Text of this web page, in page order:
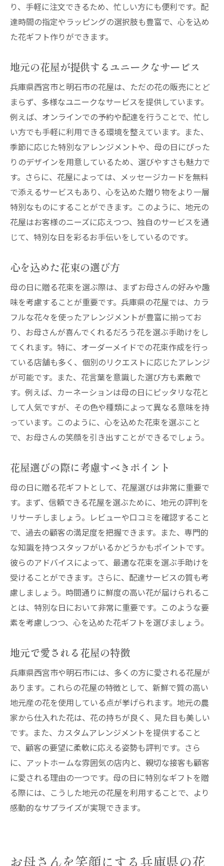
オンライン注文で特別なアレンジメントを
手に入れる
明石市から全国へ届ける花ギフト
ント
花屋が教える母の日を彩る兵庫県の新鮮な花の
選び方
新鮮な花を選ぶ際のポイント
兵庫県で手に入る旬の花とは
花屋が薦める母の日にぴったりの花組み合
わせ
お母さんに喜ばれる花の選び方
フレッシュな花を長持ちさせるコツ
兵庫県の花屋が教える選び方の裏技
兵庫県西宮市と明石市の花屋厳選された感動の
感動を呼ぶ花ギフトの選び方
地元で人気のギフトアレンジメント
記憶に残る花ギフトを贈るためのポイント
花屋が薦める特別な日のための花
感動を伝えるための花の選び方
明石市と西宮市の花屋から学ぶギフト選び
忙しい方でも安心西宮市の花屋がオンラインで
母の日ギフト
オンライン注文で手軽に花ギフトを贈る方
法
西宮市の花屋が提供するオンラインサービ
忙しい方のための便利なオンライン花選び
母の日ギフトをオンラインで選ぶ際の注意
点
西宮市でオンライン注文を利用するメリッ
ト
スマートに花ギフトを手配する方法
特別な日を演出する明石市の花屋と花選びの豆
知識
明石市の花屋が提案する特別な日への花選
び
花屋が薦める記念日向けのアレンジメント
明石市で見つける特別な日のための花
特別な日を彩るための花選びのポイント
花の力で特別な瞬間を演出する方法
り、手軽に注文できるため、忙しい方にも便利です。配
達時間の指定やラッピングの選択肢も豊富で、心を込め
た花ギフト作りができます。
地元の花屋が提供するユニークなサービス
兵庫県西宮市と明石市の花屋は、ただの花の販売にとど
まらず、多様なユニークなサービスを提供しています。
例えば、オンラインでの予約や配達を行うことで、忙し
い方でも手軽に利用できる環境を整えています。また、
季節に応じた特別なアレンジメントや、母の日にぴった
りのデザインを用意しているため、選びやすさも魅力で
す。さらに、花屋によっては、メッセージカードを無料
で添えるサービスもあり、心を込めた贈り物をより一層
特別なものにすることができます。このように、地元の
花屋はお客様のニーズに応えつつ、独自のサービスを通
じて、特別な日を彩るお手伝いをしているのです。
心を込めた花束の選び方
母の日に贈る花束を選ぶ際は、まずお母さんの好みや趣
味を考慮することが重要です。兵庫県の花屋では、カラ
フルな花々を使ったアレンジメントが豊富に揃ってお
り、お母さんが喜んでくれるだろう花を選ぶ手助けをし
てくれます。特に、オーダーメイドでの花束作成を行っ
ている店舗も多く、個別のリクエストに応じたアレンジ
が可能です。また、花言葉を意識した選び方も素敵で
す。例えば、カーネーションは母の日にピッタリな花と
して人気ですが、その色や種類によって異なる意味を持
っています。このように、心を込めた花束を選ぶこと
で、お母さんの笑顔を引き出すことができるでしょう。
花屋選びの際に考慮すべきポイント
母の日に贈る花ギフトとして、花屋選びは非常に重要で
す。まず、信頼できる花屋を選ぶために、地元の評判を
リサーチしましょう。レビューや口コミを確認すること
で、過去の顧客の満足度を把握できます。また、専門的
な知識を持つスタッフがいるかどうかもポイントです。
彼らのアドバイスによって、最適な花束を選ぶ手助けを
受けることができます。さらに、配達サービスの質も考
慮しましょう。時間通りに鮮度の高い花が届けられるこ
とは、特別な日において非常に重要です。このような要
素を考慮しつつ、心を込めた花ギフトを選びましょう。
地元で愛される花屋の特徴
兵庫県西宮市や明石市には、多くの方に愛される花屋が
あります。これらの花屋の特徴として、新鮮で質の高い
地元産の花を使用している点が挙げられます。地元の農
家から仕入れた花は、花の持ちが良く、見た目も美しい
です。また、カスタムアレンジメントを提供すること
で、顧客の要望に柔軟に応える姿勢も評判です。さら
に、アットホームな雰囲気の店内と、親切な接客も顧客
に愛される理由の一つです。母の日に特別なギフトを贈
る際には、こうした地元の花屋を利用することで、より
感動的なサプライズが実現できます。
お母さんを笑顔にする兵庫県の花